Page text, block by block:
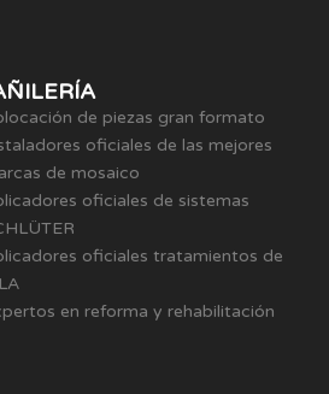
de piezas gran formato
oficiales de las mejores
de mosaico
oficiales de sistemas
oficiales tratamientos de
en reforma y rehabilitación